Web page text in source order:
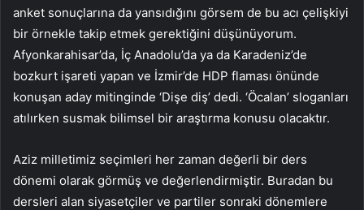
anket sonuçlarına da yansıdığını görsem de bu acı çelişkiyi
bir örnekle takip etmek gerektiğini düşünüyorum.
Afyonkarahisar’da, İç Anadolu’da ya da Karadeniz’de
bozkurt işareti yapan ve İzmir’de HDP flaması önünde
konuşan aday mitinginde ‘Dişe diş’ dedi. ‘Öcalan’ sloganları
atılırken susmak bilimsel bir araştırma konusu olacaktır.
Aziz milletimiz seçimleri her zaman değerli bir ders
dönemi olarak görmüş ve değerlendirmiştir. Buradan bu
dersleri alan siyasetçiler ve partiler sonraki dönemlere